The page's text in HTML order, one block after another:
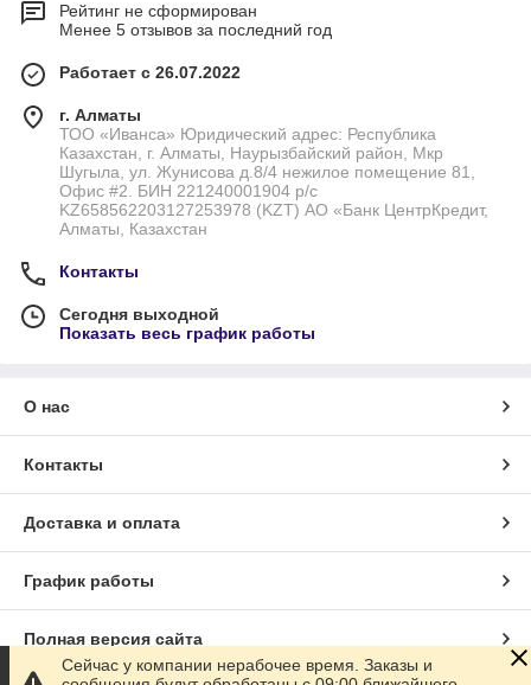
Рейтинг не сформирован
Менее 5 отзывов за последний год
Работает с 26.07.2022
г. Алматы
ТОО «Иванса» Юридический адрес: Республика
Казахстан, г. Алматы, Наурызбайский район, Мкр
Шугыла, ул. Жунисова д.8/4 нежилое помещение 81,
Офис #2. БИН 221240001904 р/с
KZ658562203127253978 (KZT) АО «Банк ЦентрКредит,
Алматы, Казахстан
Контакты
Сегодня выходной
Показать весь график работы
О нас
Контакты
Доставка и оплата
График работы
Полная версия сайта
Сейчас у компании нерабочее время. Заказы и